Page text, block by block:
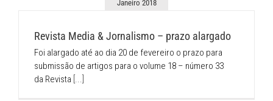
Janeiro 2018
Revista Media & Jornalismo – prazo alargado
Foi alargado até ao dia 20 de fevereiro o prazo para
submissão de artigos para o volume 18 – número 33
da Revista [...]